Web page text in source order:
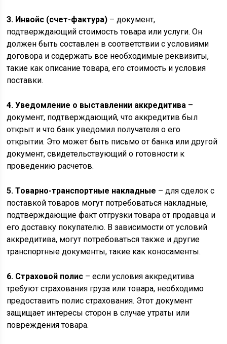
3. Инвойс (счет-фактура) – документ,
подтверждающий стоимость товара или услуги. Он
должен быть составлен в соответствии с условиями
договора и содержать все необходимые реквизиты,
такие как описание товара, его стоимость и условия
поставки.
4. Уведомление о выставлении аккредитива –
документ, подтверждающий, что аккредитив был
открыт и что банк уведомил получателя о его
открытии. Это может быть письмо от банка или другой
документ, свидетельствующий о готовности к
проведению расчетов.
5. Товарно-транспортные накладные – для сделок с
поставкой товаров могут потребоваться накладные,
подтверждающие факт отгрузки товара от продавца и
его доставку покупателю. В зависимости от условий
аккредитива, могут потребоваться также и другие
транспортные документы, такие как коносаменты.
6. Страховой полис – если условия аккредитива
требуют страхования груза или товара, необходимо
предоставить полис страхования. Этот документ
защищает интересы сторон в случае утраты или
повреждения товара.